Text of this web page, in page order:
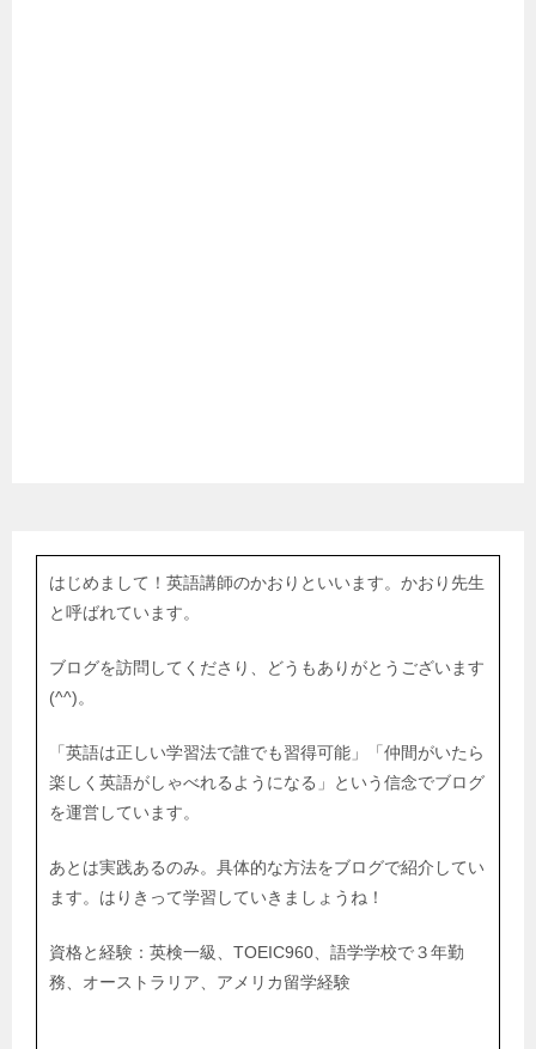
はじめまして！英語講師のかおりといいます。かおり先生
と呼ばれています。
ブログを訪問してくださり、どうもありがとうございます
(^^)。
「英語は正しい学習法で誰でも習得可能」「仲間がいたら
楽しく英語がしゃべれるようになる」という信念でブログ
を運営しています。
あとは実践あるのみ。具体的な方法をブログで紹介してい
ます。はりきって学習していきましょうね！
資格と経験：英検一級、TOEIC960、語学学校で３年勤
務、オーストラリア、アメリカ留学経験